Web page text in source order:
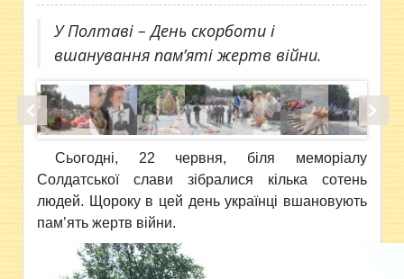
У Полтаві – День скорботи і
вшанування пам’яті жертв війни.
Сьогодні, 22 червня, біля меморіалу
Солдатської слави зібралися кілька сотень
людей. Щороку в цей день українці вшановують
пам’ять жертв війни.